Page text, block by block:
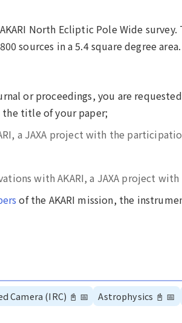
North Ecliptic Pole Wide
sources in a 5.4 square degree area.
or proceedings, you are
title of your paper;
a JAXA project with the
with AKARI, a JAXA project
of the AKARI mission, the
Camera (IRC) 📓 📅 Astrophysics 📓 📅